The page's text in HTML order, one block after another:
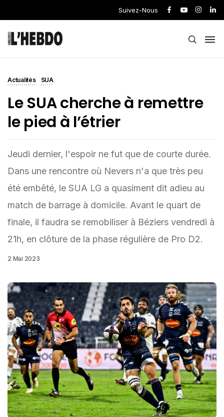
Suivez-Nous
Actualités SUA
Le SUA cherche à remettre
le pied à l’étrier
Jeudi dernier, l'espoir ne fut que de courte durée.
Dans une rencontre où Nevers n'a que très peu
été embêté, le SUA LG a quasiment dit adieu au
match de barrage à domicile. Avant le quart de
finale, il faudra se remobiliser à Béziers vendredi à
21h, en clôture de la phase régulière de Pro D2.
2 Mai 2023